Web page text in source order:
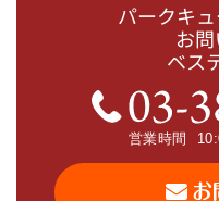
パークキ
お
ベス